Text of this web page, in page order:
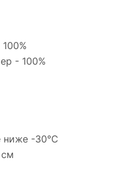
- 100%
ниже -30°С
см